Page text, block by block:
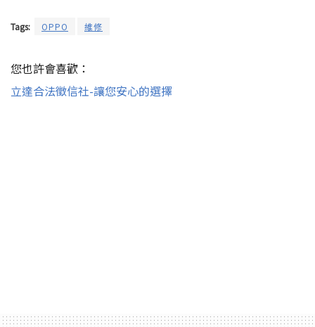
Tags: OPPO 維修
您也許會喜歡：
立達合法徵信社-讓您安心的選擇